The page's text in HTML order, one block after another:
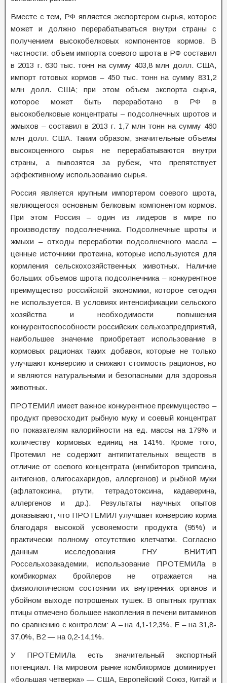
Вместе с тем, РФ является экспортером сырья, которое
может и должно перерабатываться внутри страны с
получением высокобелковых компонентов кормов. В
частности: объем импорта соевого шрота в РФ составил
в 2013 г. 630 тыс. тонн на сумму 403,8 млн долл. США,
импорт готовых кормов – 450 тыс. тонн на сумму 831,2
млн долл. США; при этом объем экспорта сырья,
которое может быть переработано в РФ в
высокобелковые концентраты – подсолнечных шротов и
жмыхов – составил в 2013 г. 1,7 млн тонн на сумму 460
млн долл. США. Таким образом, значительные объемы
высокоценного сырья не перерабатываются внутри
страны, а вывозятся за рубеж, что препятствует
эффективному использованию сырья.
Россия является крупным импортером соевого шрота,
являющегося основным белковым компонентом кормов.
При этом Россия – один из лидеров в мире по
производству подсолнечника. Подсолнечные шроты и
жмыхи – отходы переработки подсолнечного масла –
ценные источники протеина, которые используются для
кормления сельскохозяйственных животных. Наличие
больших объемов шрота подсолнечника – конкурентное
преимущество российской экономики, которое сегодня
не используется. В условиях интенсификации сельского
хозяйства и необходимости повышения
конкурентоспособности российских сельхозпредприятий,
наибольшее значение приобретает использование в
кормовых рационах таких добавок, которые не только
улучшают конверсию и снижают стоимость рационов, но
и являются натуральными и безопасными для здоровья
животных.
ПРОТЕМИЛ имеет важное конкурентное преимущество –
продукт превосходит рыбную муку и соевый концентрат
по показателям калорийности на ед. массы на 179% и
количеству кормовых единиц на 141%. Кроме того,
Протемил не содержит антипитательных веществ в
отличие от соевого концентрата (ингибиторов трипсина,
антигенов, олигосахаридов, аллергенов) и рыбной муки
(афлатоксина, ртути, тетрадотоксина, кадаверина,
аллергенов и др.). Результаты научных опытов
доказывают, что ПРОТЕМИЛ улучшает конверсию корма
благодаря высокой усвояемости продукта (95%) и
практически полному отсутствию клетчатки. Согласно
данным исследования ГНУ ВНИТИП
Россельхозакадемии, использование ПРОТЕМИЛа в
комбикормах бройлеров не отражается на
физиологическом состоянии их внутренних органов и
убойном выходе потрошеных тушек. В опытных группах
птицы отмечено большее накопления в печени витаминов
по сравнению с контролем: А – на 4,1-12,3%, Е – на 31,8-
37,0%, В2 — на 0,2-14,1%.
У ПРОТЕМИЛа есть значительный экспортный
потенциал. На мировом рынке комбикормов доминирует
«большая четверка» — США, Европейский Союз, Китай и